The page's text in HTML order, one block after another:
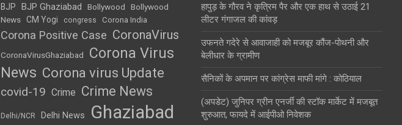
BJP BJP Ghaziabad Bollywood
Bollywood
News CM Yogi congress Corona India
Corona Positive Case CoronaVirus
CoronaVirusGhaziabad
Corona Virus
News Corona virus Update
covid-19 Crime Crime News
Delhi/NCR Delhi News Ghaziabad
हापुड़ के गौरव ने कृत्रिम पैर और एक हाथ से उठाई 21
लीटर गंगाजल की कांवड़
उफनते गदेरे से आवाजाही को मजबूर कौंज-पोथनी और
बेलीधार के ग्रामीण
सैनिकों के अपमान पर कांग्रेस माफी मांगे : कोठियाल
(अपडेट) जुनिपर ग्रीन एनर्जी की स्टॉक मार्केट में मजबूत
शुरुआत, फायदे में आईपीओ निवेशक